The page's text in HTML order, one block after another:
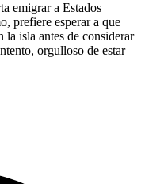
emigrar a Estados
prefiere esperar a que
la isla antes de considerar
orgulloso de estar